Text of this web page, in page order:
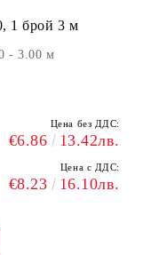
1 брой 3 м
- 3.00 м
Цена без ДДС:
€6.86 13.42лв.
Цена с ДДС:
€8.23 16.10лв.